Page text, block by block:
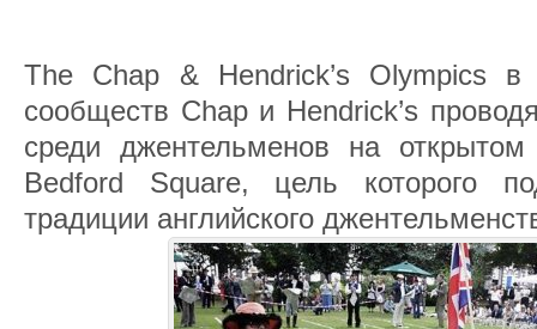
The Chap & Hendrick’s Olympics в
сообществ Chap и Hendrick’s
среди джентельменов на
Bedford Square, цель которого
традиции английского